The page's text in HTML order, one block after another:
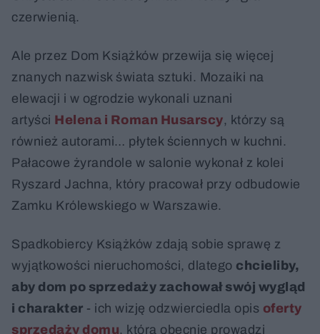
czerwienią.
Ale przez Dom Książków przewija się więcej
znanych nazwisk świata sztuki. Mozaiki na
elewacji i w ogrodzie wykonali uznani
artyści Helena i Roman Husarscy, którzy są
również autorami… płytek ściennych w kuchni.
Pałacowe żyrandole w salonie wykonał z kolei
Ryszard Jachna, który pracował przy odbudowie
Zamku Królewskiego w Warszawie.
Spadkobiercy Książków zdają sobie sprawę z
wyjątkowości nieruchomości, dlatego chcieliby,
aby dom po sprzedaży zachował swój wygląd
i charakter - ich wizję odzwierciedla opis oferty
sprzedaży domu, którą obecnie prowadzi